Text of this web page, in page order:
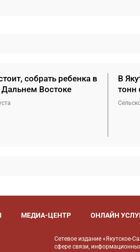
собрать ребенка в
Востоке
В
тонн
МЕДИА-ЦЕНТР ОНЛАЙН
Сетевое издание «Якутское-
сфере связи,